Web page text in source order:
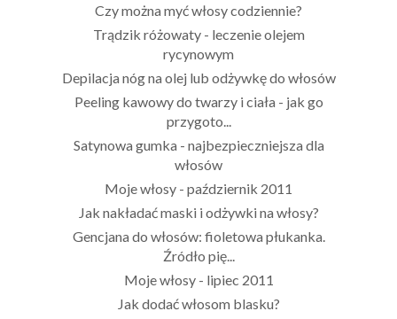
Czy można myć włosy codziennie?
Trądzik różowaty - leczenie olejem
rycynowym
Depilacja nóg na olej lub odżywkę do włosów
Peeling kawowy do twarzy i ciała - jak go
przygoto...
Satynowa gumka - najbezpieczniejsza dla
włosów
Moje włosy - październik 2011
Jak nakładać maski i odżywki na włosy?
Gencjana do włosów: fioletowa płukanka.
Źródło pię...
Moje włosy - lipiec 2011
Jak dodać włosom blasku?